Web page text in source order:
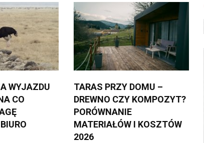
WYJAZDU
CO
TARAS PRZY DOMU –
DREWNO CZY KOMPOZYT?
PORÓWNANIE
MATERIAŁÓW I KOSZTÓW
2026